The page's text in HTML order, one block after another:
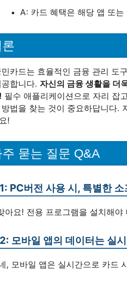
A: 카드 혜택은 해당 앱 또
론
민카드는 효율적인 금융 관리 도
합니다. 자신의 금융 생활을 더
필수 애플리케이션으로 자리 잡
법을 찾는 것이 중요하답니다.
!
주 묻는 질문 Q&A
PC버전 사용 시, 특별한
아요! 전용 프로그램을 설치해
모바일 앱의 데이터는 실
, 모바일 앱은 실시간으로 카드